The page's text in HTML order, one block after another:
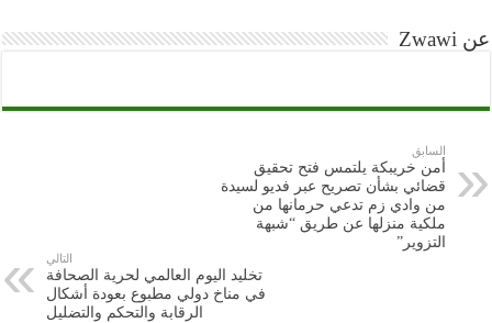
عن Zwawi
السابق
أمن خريبكة يلتمس فتح تحقيق
قضائي بشأن تصريح عبر فديو لسيدة
من وادي زم تدعي حرمانها من
ملكية منزلها عن طريق “شبهة
التزوير”
التالي
تخليد اليوم العالمي لحرية الصحافة
في مناخ دولي مطبوع بعودة أشكال
الرقابة والتحكم والتضليل